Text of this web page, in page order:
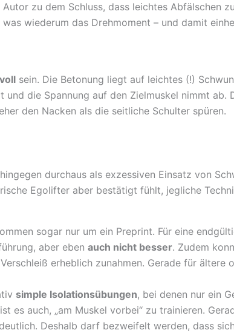
zu dem Schluss, dass leichtes Abfälschen
wiederum das Drehmoment – und damit
sein. Die Betonung liegt auf leichtes (!)
die Spannung auf den Zielmuskel nimmt ab.
den Nacken als die seitliche Schulter spüren.
durchaus als exzessiven Einsatz von
Egolifter aber bestätigt fühlt, jegliche
sogar nur um ein Preprint. Für eine
aber eben auch nicht besser. Zudem
erheblich zunahmen. Gerade für
simple Isolationsübungen, bei denen nur ein
es auch, „am Muskel vorbei“ zu trainieren.
Deshalb darf bezweifelt werden, dass